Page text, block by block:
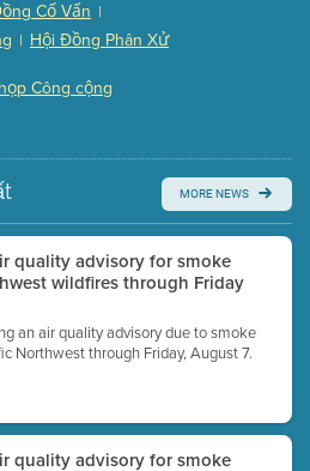
3 of 3) (168 Kb PDF , 3 pgs )
time.
closed captioning with agenda
Learn more
Cố Vấn |
| Hội Đồng Phân Xử
Công cộng
MORE NEWS
quality advisory for smoke
wildfires through Friday
an air quality advisory due to smoke
Northwest through Friday, August 7.
quality advisory for smoke